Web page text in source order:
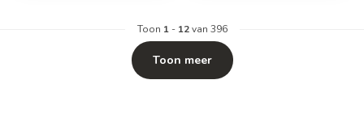
Toon 1- 12van 396
Toon meer